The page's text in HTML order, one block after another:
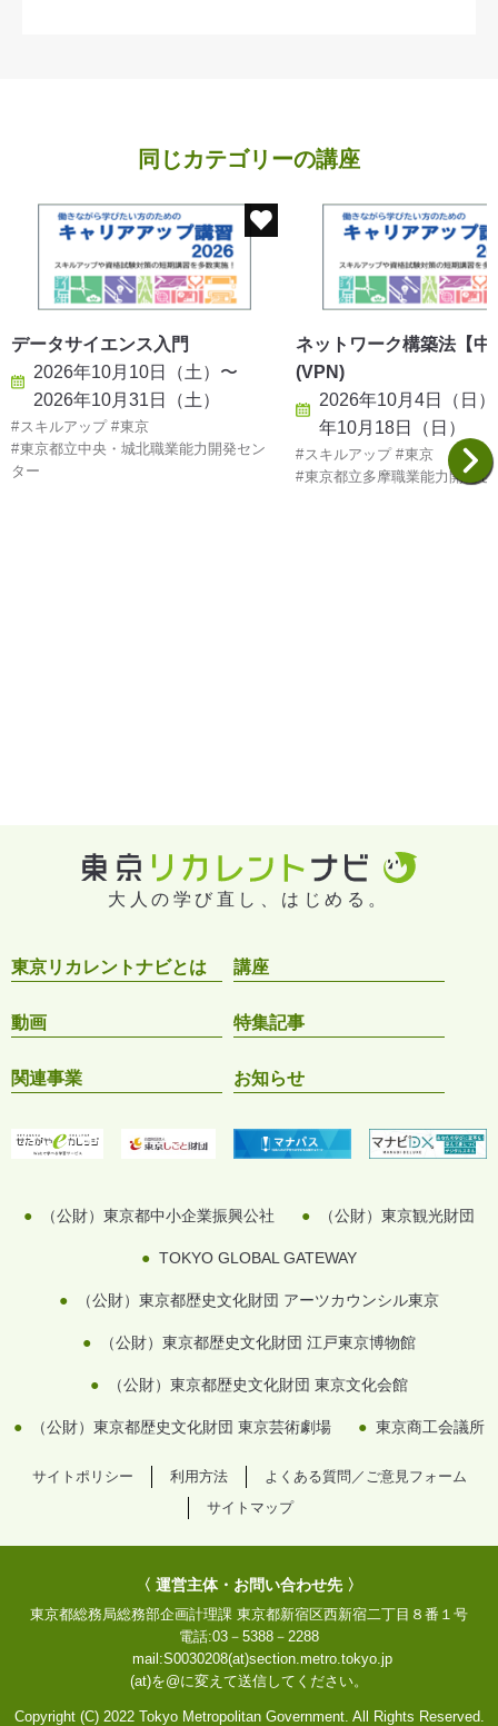
同じカテゴリーの講座
データサイエンス入門
2026年10月10日（土）〜
2026年10月31日（土）
スキルアップ
東京
東京都立中央・城北職業能力開発セン
ター
ネットワーク構築法【中
(VPN)
2026年10月4日（日
年10月18日（日）
スキルアップ
東京
東京都立多摩職業能力開発セ
大人の学び直し、はじめる。
東京リカレントナビとは 講座
動画 特集記事
関連事業 お知らせ
（公財）東京都中小企業振興公社 （公財）東京観光財団
TOKYO GLOBAL GATEWAY
（公財）東京都歴史文化財団 アーツカウンシル東京
（公財）東京都歴史文化財団 江戸東京博物館
（公財）東京都歴史文化財団 東京文化会館
（公財）東京都歴史文化財団 東京芸術劇場 東京商工会議所
サイトポリシー 利用方法
よくある質問／ご意見フォーム
サイトマップ
〈 運営主体・お問い合わせ先 〉
東京都総務局総務部企画計理課 東京都新宿区西新宿二丁目８番１号
電話:03－5388－2288
mail:S0030208(at)section.metro.tokyo.jp
(at)を@に変えて送信してください。
Copyright (C) 2022 Tokyo Metropolitan Government. All Rights Reserved.